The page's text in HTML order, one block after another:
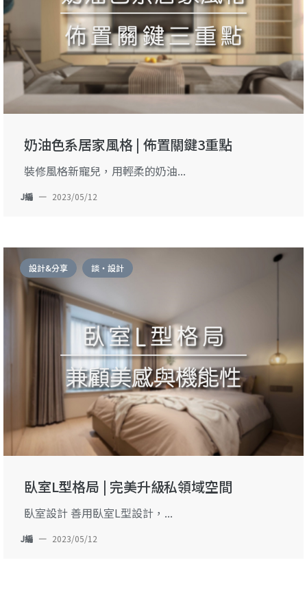
奶油色系居家風格 | 佈置關鍵3重點
裝修風格新寵兒，用輕柔的奶油...
J編 — 2023/05/12
設計&分享 談・設計
臥室L型格局 | 完美升級私領域空間
臥室設計 善用臥室L型設計，...
J編 — 2023/05/12